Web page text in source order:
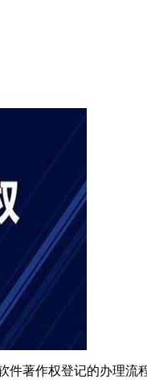
件著作权登记的办理流